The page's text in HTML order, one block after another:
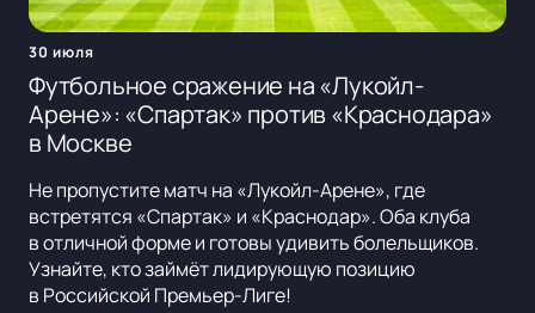
30 июля
Футбольное сражение на «Лукойл-
Арене»: «Спартак» против «Краснодара»
в Москве
Не пропустите матч на «Лукойл-Арене», где
встретятся «Спартак» и «Краснодар». Оба клуба
в отличной форме и готовы удивить болельщиков.
Узнайте, кто займёт лидирующую позицию
в Российской Премьер-Лиге!